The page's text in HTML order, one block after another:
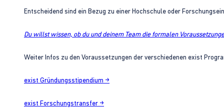
Entscheidend sind ein Bezug zu einer Hochschule oder
Du willst wissen, ob du und deinem Team die formalen
Weiter Infos zu den Voraussetzungen der verschiedenen exist
exist Gründungsstipendium →
exist Forschungstransfer →